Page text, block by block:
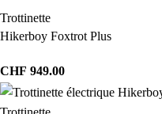
Trottinette
Hikerboy Foxtrot Plus
CHF 949.00